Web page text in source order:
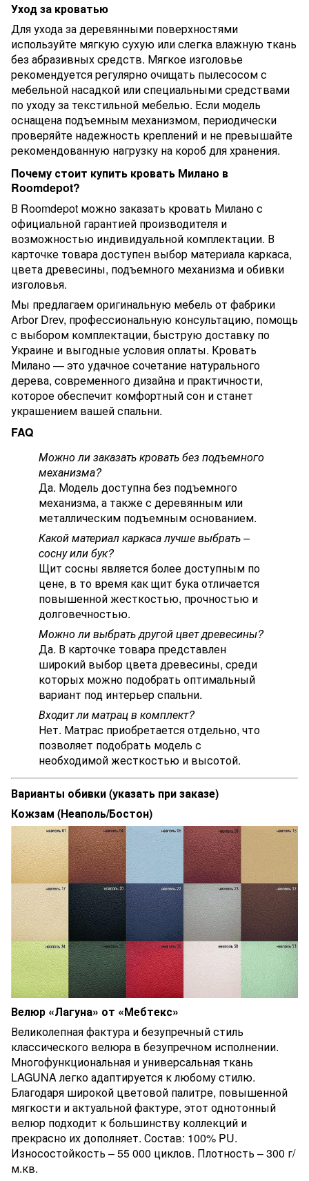
Уход за кроватью
Для ухода за деревянными поверхностями
используйте мягкую сухую или слегка влажную ткань
без абразивных средств. Мягкое изголовье
рекомендуется регулярно очищать пылесосом с
мебельной насадкой или специальными средствами
по уходу за текстильной мебелью. Если модель
оснащена подъемным механизмом, периодически
проверяйте надежность креплений и не превышайте
рекомендованную нагрузку на короб для хранения.
Почему стоит купить кровать Милано в
Roomdepot?
В Roomdepot можно заказать кровать Милано с
официальной гарантией производителя и
возможностью индивидуальной комплектации. В
карточке товара доступен выбор материала каркаса,
цвета древесины, подъемного механизма и обивки
изголовья.
Мы предлагаем оригинальную мебель от фабрики
Arbor Drev, профессиональную консультацию, помощь
с выбором комплектации, быструю доставку по
Украине и выгодные условия оплаты. Кровать
Милано — это удачное сочетание натурального
дерева, современного дизайна и практичности,
которое обеспечит комфортный сон и станет
украшением вашей спальни.
FAQ
Можно ли заказать кровать без подъемного
механизма?
Да. Модель доступна без подъемного
механизма, а также с деревянным или
металлическим подъемным основанием.
Какой материал каркаса лучше выбрать –
сосну или бук?
Щит сосны является более доступным по
цене, в то время как щит бука отличается
повышенной жесткостью, прочностью и
долговечностью.
Можно ли выбрать другой цвет древесины?
Да. В карточке товара представлен
широкий выбор цвета древесины, среди
которых можно подобрать оптимальный
вариант под интерьер спальни.
Входит ли матрац в комплект?
Нет. Матрас приобретается отдельно, что
позволяет подобрать модель с
необходимой жесткостью и высотой.
Варианты обивки (указать при заказе)
Кожзам (Неаполь/Бостон)
Велюр «Лагуна» от «Мебтекс»
Великолепная фактура и безупречный стиль
классического велюра в безупречном исполнении.
Многофункциональная и универсальная ткань
LAGUNA легко адаптируется к любому стилю.
Благодаря широкой цветовой палитре, повышенной
мягкости и актуальной фактуре, этот однотонный
велюр подходит к большинству коллекций и
прекрасно их дополняет. Состав: 100% PU.
Износостойкость – 55 000 циклов. Плотность – 300 г/
м.кв.